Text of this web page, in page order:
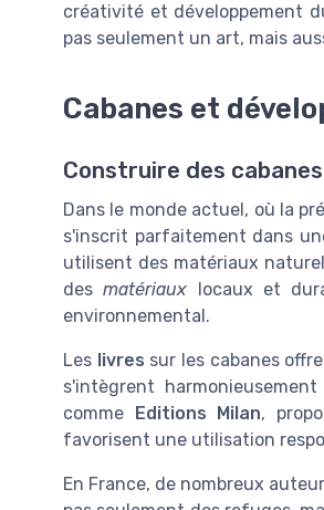
créativité et développement
pas seulement un art, mais
Cabanes et
Construire des
Dans le monde actuel, où la
s'inscrit parfaitement dans
utilisent des matériaux
desmatériaux locaux et
environnemental.
Les livres sur les cabanes
s'intègrent
comme Editions Milan,
favorisent une utilisation
En France, de nombreux